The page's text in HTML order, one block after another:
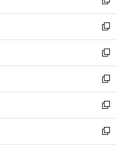
開
く
ウ
で
開
く
ン
ド
ウ
で
開
く
い
ウ
ィ
ン
ド
ウ
で
開
く
新
し
い
ウ
ィ
ン
ド
ウ
で
開
く
新
し
い
ウ
ィ
ン
ド
ウ
で
開
新
し
い
ウ
ィ
ン
ド
ウ
新
し
い
ウ
ィ
ン
新
し
い
ウ
新
し